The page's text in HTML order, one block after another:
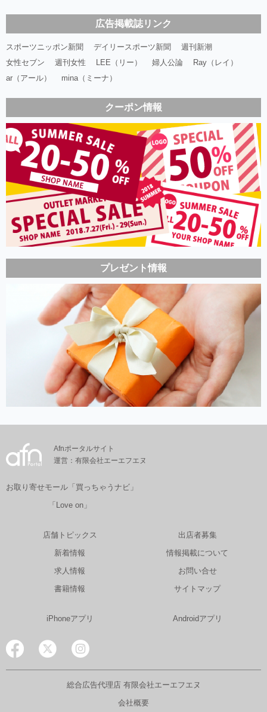
広告掲載誌リンク
スポーツニッポン新聞 デイリースポーツ新聞
週刊新潮
女性セブン
週刊女性 LEE（リー） 婦人公論
Ray（レイ）
ar（アール）
mina（ミーナ）
クーポン情報
プレゼント情報
Afnポータルサイト
運営：有限会社エーエフエヌ
お取り寄せモール「買っちゃうナビ」
「Love on」
店舗トピックス
新着情報
求人情報
書籍情報
出店者募集
情報掲載について
お問い合せ
サイトマップ
iPhoneアプリ Androidアプリ
総合広告代理店 有限会社エーエフエヌ
会社概要